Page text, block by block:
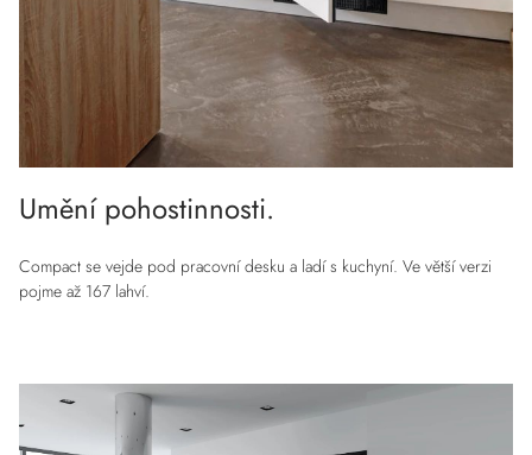
Umění pohostinnosti.
Compact se vejde pod pracovní desku a ladí s kuchyní. Ve větší verzi
pojme až 167 lahví.